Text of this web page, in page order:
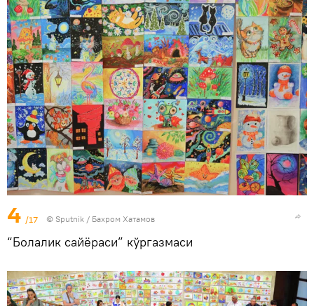
4 /17 © Sputnik / Бахром Хатамов
“Болалик сайёраси” кўргазмаси